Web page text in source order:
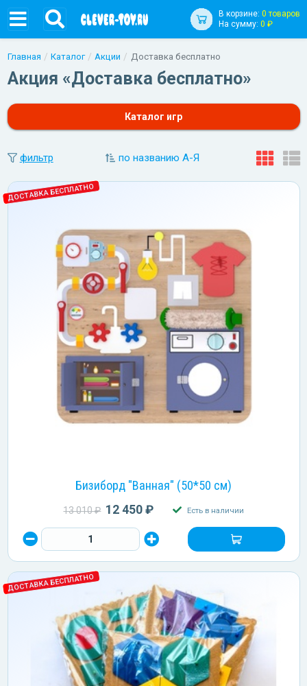
В корзине: 0 товаров
На сумму: 0 ₽
Главная Каталог Акции Доставка бесплатно
Акция «Доставка бесплатно»
Каталог игр
фильтр по названию А-Я
ДОСТАВКА БЕСПЛАТНО
Бизиборд "Ванная" (50*50 см)
13 010 ₽ 12 450 ₽ Есть в наличии
ДОСТАВКА БЕСПЛАТНО